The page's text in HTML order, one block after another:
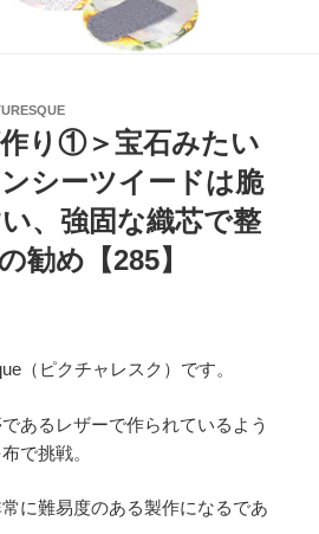
り①＞宝石みたい
シーツイードは脆
、強固な織芯で整
勧め【285】
（ピクチャレスク）です。
あるレザーで作られているよう
で挑戦。
に難易度のある製作になるであ